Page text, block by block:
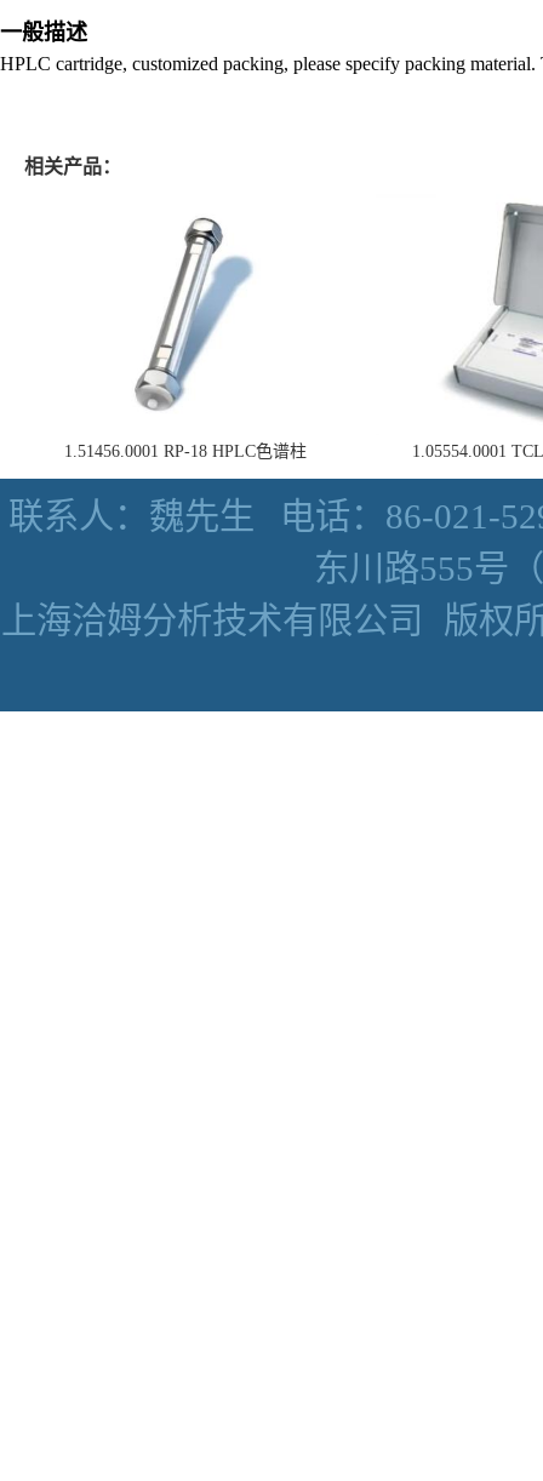
一般描述
HPLC cartridge, customized packing, please specify packing
相关产品：
1.51456.0001 RP-18 HPLC色谱柱 1.05554.0001
联系人：魏先生
电话：86-021-
东川路555号
上海洽姆分析技术有限公司
版权